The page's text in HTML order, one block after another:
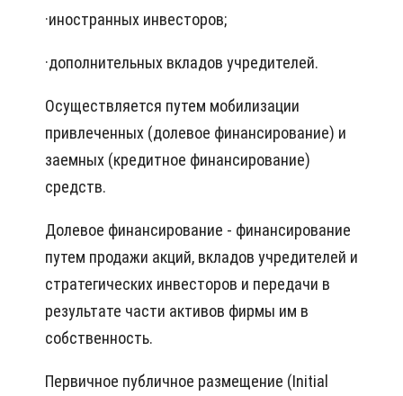
·иностранных инвесторов;
·дополнительных вкладов учредителей.
Осуществляется путем мобилизации
привлеченных (долевое финансирование) и
заемных (кредитное финансирование)
средств.
Долевое финансирование - финансирование
путем продажи акций, вкладов учредителей и
стратегических инвесторов и передачи в
результате части активов фирмы им в
собственность.
Первичное публичное размещение (Initial